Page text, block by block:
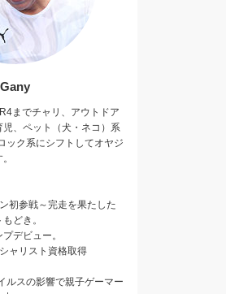
Gany
までチャリ、アウトドア
児、ペット（犬・ネコ）系
ック系にシフトしてオヤジ
初参戦～完走を果たした
どき。
デビュー。
ャリスト資格取得
ルスの影響で親子ゲーマー